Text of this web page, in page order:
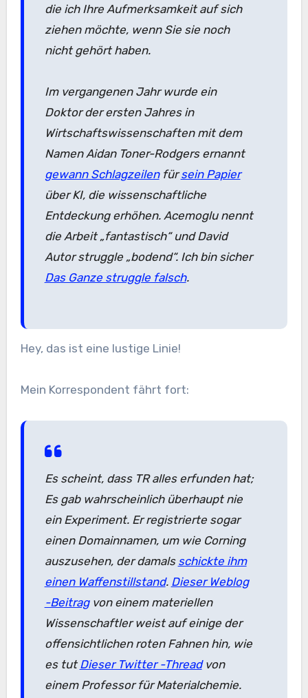
die ich Ihre Aufmerksamkeit auf sich
ziehen möchte, wenn Sie sie noch
nicht gehört haben.
Im vergangenen Jahr wurde ein
Doktor der ersten Jahres in
Wirtschaftswissenschaften mit dem
Namen Aidan Toner-Rodgers ernannt
gewann Schlagzeilenfürsein Papier
über KI, die wissenschaftliche
Entdeckung erhöhen. Acemoglu nennt
die Arbeit „fantastisch“ und David
Autor struggle „bodend“. Ich bin sicher
Das Ganze struggle falsch.
Hey, das ist eine lustige Linie!
Mein Korrespondent fährt fort:
Es scheint, dass TR alles erfunden hat;
Es gab wahrscheinlich überhaupt nie
ein Experiment. Er registrierte sogar
einen Domainnamen, um wie Corning
auszusehen, der damals schickte ihm
einen Waffenstillstand. Dieser Weblog
-Beitragvon einem materiellen
Wissenschaftler weist auf einige der
offensichtlichen roten Fahnen hin, wie
es tutDieser Twitter -Threadvon
einem Professor für Materialchemie.